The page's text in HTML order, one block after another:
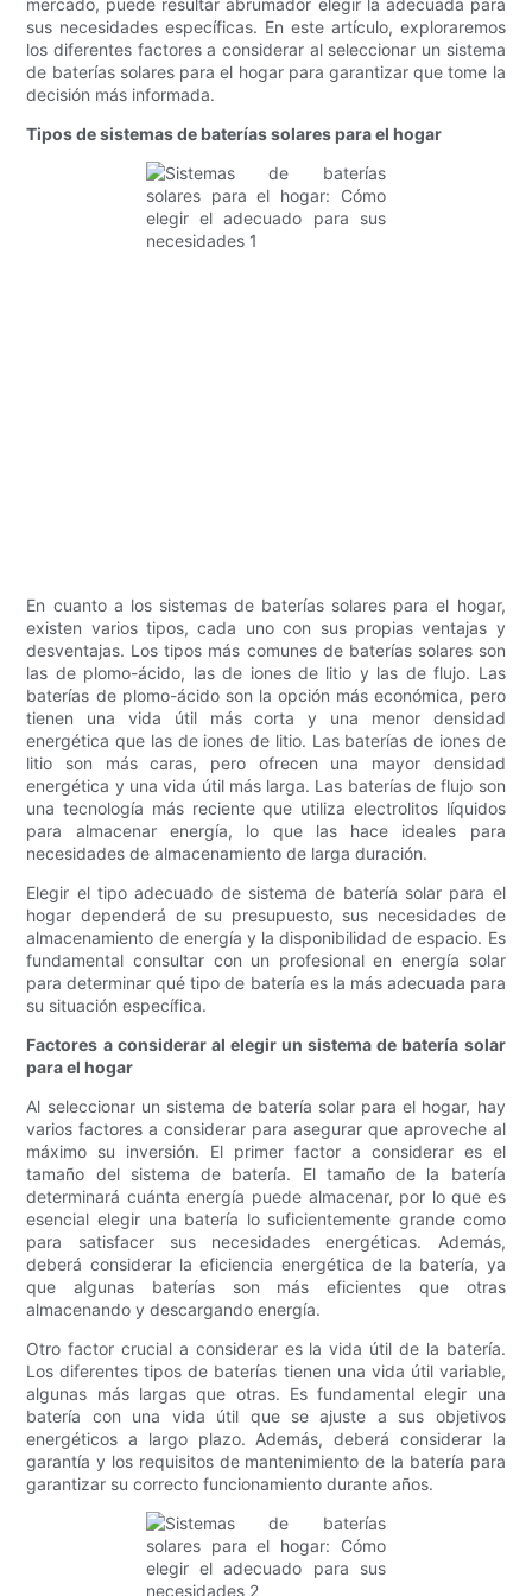
mercado, puede resultar abrumador elegir la adecuada para
sus necesidades específicas. En este artículo, exploraremos
los diferentes factores a considerar al seleccionar un sistema
de baterías solares para el hogar para garantizar que tome la
decisión más informada.
Tipos de sistemas de baterías solares para el hogar
En cuanto a los sistemas de baterías solares para el hogar,
existen varios tipos, cada uno con sus propias ventajas y
desventajas. Los tipos más comunes de baterías solares son
las de plomo-ácido, las de iones de litio y las de flujo. Las
baterías de plomo-ácido son la opción más económica, pero
tienen una vida útil más corta y una menor densidad
energética que las de iones de litio. Las baterías de iones de
litio son más caras, pero ofrecen una mayor densidad
energética y una vida útil más larga. Las baterías de flujo son
una tecnología más reciente que utiliza electrolitos líquidos
para almacenar energía, lo que las hace ideales para
necesidades de almacenamiento de larga duración.
Elegir el tipo adecuado de sistema de batería solar para el
hogar dependerá de su presupuesto, sus necesidades de
almacenamiento de energía y la disponibilidad de espacio. Es
fundamental consultar con un profesional en energía solar
para determinar qué tipo de batería es la más adecuada para
su situación específica.
Factores a considerar al elegir un sistema de batería solar
para el hogar
Al seleccionar un sistema de batería solar para el hogar, hay
varios factores a considerar para asegurar que aproveche al
máximo su inversión. El primer factor a considerar es el
tamaño del sistema de batería. El tamaño de la batería
determinará cuánta energía puede almacenar, por lo que es
esencial elegir una batería lo suficientemente grande como
para satisfacer sus necesidades energéticas. Además,
deberá considerar la eficiencia energética de la batería, ya
que algunas baterías son más eficientes que otras
almacenando y descargando energía.
Otro factor crucial a considerar es la vida útil de la batería.
Los diferentes tipos de baterías tienen una vida útil variable,
algunas más largas que otras. Es fundamental elegir una
batería con una vida útil que se ajuste a sus objetivos
energéticos a largo plazo. Además, deberá considerar la
garantía y los requisitos de mantenimiento de la batería para
garantizar su correcto funcionamiento durante años.